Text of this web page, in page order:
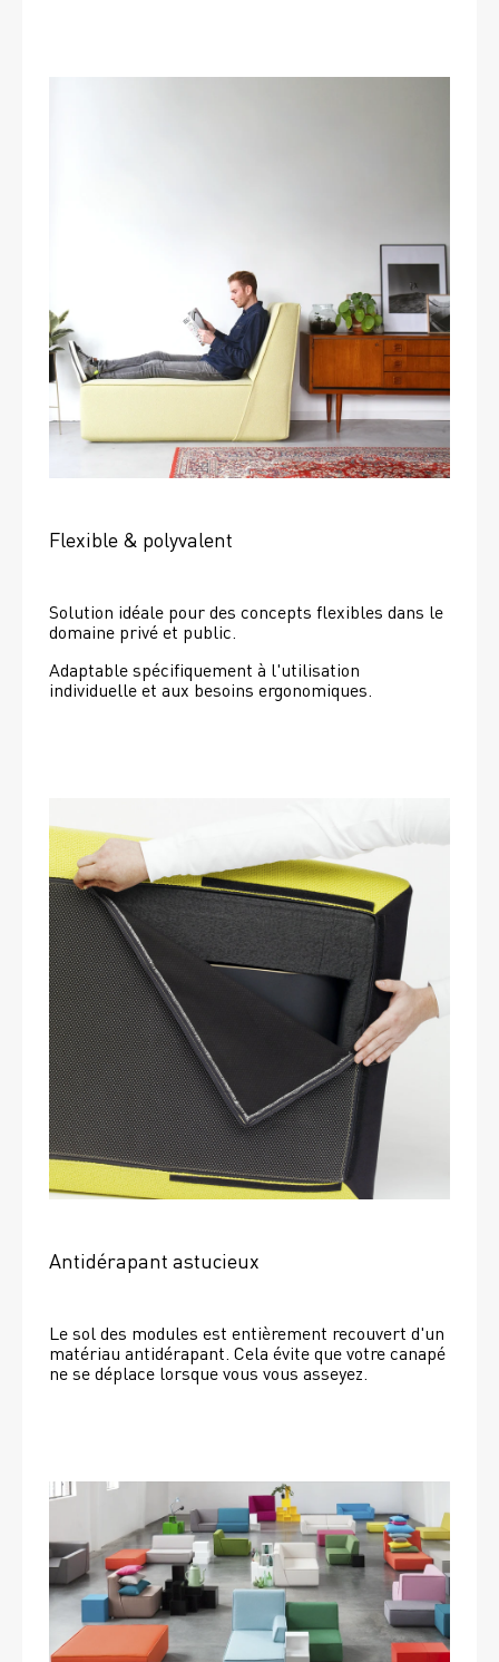
Flexible & polyvalent
Solution idéale pour des concepts flexibles dans le
domaine privé et public.
Adaptable spécifiquement à l'utilisation
individuelle et aux besoins ergonomiques.
Antidérapant astucieux
Le sol des modules est entièrement recouvert d'un
matériau antidérapant. Cela évite que votre canapé
ne se déplace lorsque vous vous asseyez.